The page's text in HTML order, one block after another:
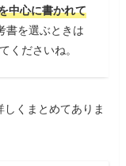
中心に書かれて
書を選ぶときは
くださいね。
くまとめてありま